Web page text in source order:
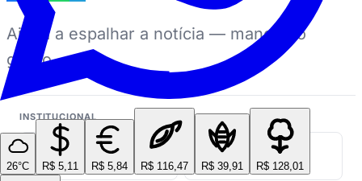
26°C R$ 5,11 R$ 5,84 R$ 116,47 R$ 39,91 R$ 128,01
Ajuda a espalhar a notícia — manda no
grupo.
INSTITUCIONAL
Quem somos Midia kit